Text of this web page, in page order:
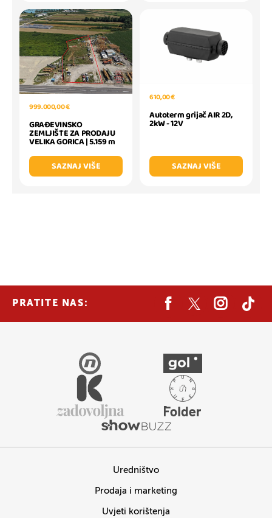
999.000,00 €
GRAĐEVINSKO
ZEMLJIŠTE ZA PRODAJU
VELIKA GORICA | 5.159 m
SAZNAJ VIŠE
610,00 €
Autoterm grijač AIR 2D,
2kW - 12V
SAZNAJ VIŠE
PRATITE NAS:
Uredništvo
Prodaja i marketing
Uvjeti korištenja